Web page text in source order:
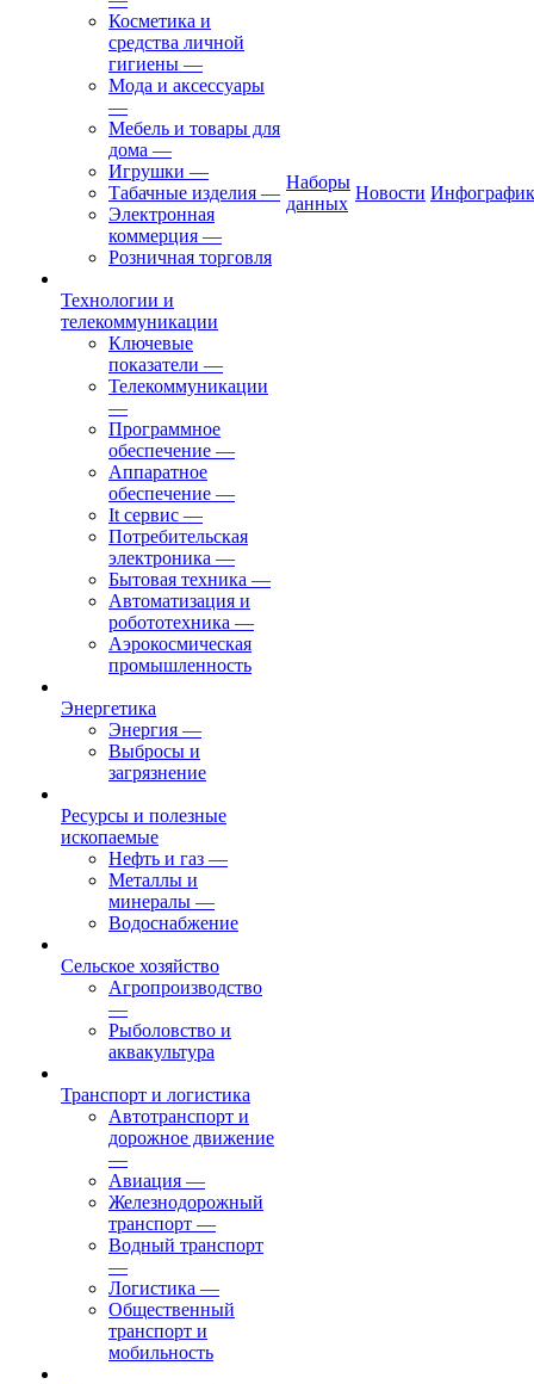
Косметика и
средства личной
гигиены —
Мода и аксессуары
—
Мебель и товары для
дома —
Игрушки —
Табачные изделия —
Электронная
коммерция —
Розничная торговля
Технологии и
телекоммуникации
Ключевые
показатели —
Телекоммуникации
—
Программное
обеспечение —
Аппаратное
обеспечение —
It сервис —
Потребительская
электроника —
Бытовая техника —
Автоматизация и
робототехника —
Аэрокосмическая
промышленность
Энергетика
Энергия —
Выбросы и
загрязнение
Ресурсы и полезные
ископаемые
Нефть и газ —
Металлы и
минералы —
Водоснабжение
Сельское хозяйство
Агропроизводство
—
Рыболовство и
аквакультура
Транспорт и логистика
Автотранспорт и
дорожное движение
—
Авиация —
Железнодорожный
транспорт —
Водный транспорт
—
Логистика —
Общественный
транспорт и
мобильность
Наборы
данных
Новости